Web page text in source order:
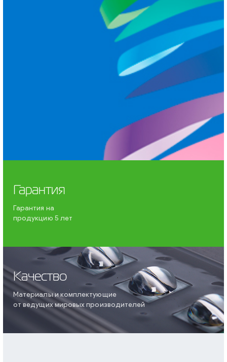
Гарантия
Гарантия на
продукцию 5 лет
Качество
Материалы и комплектующие
от ведущих мировых производителей